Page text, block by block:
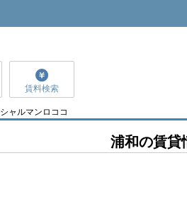
賃料検索
シャルマンロココ
浦和の賃貸